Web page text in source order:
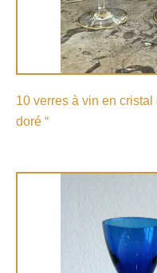
10 verres à vin en
doré “